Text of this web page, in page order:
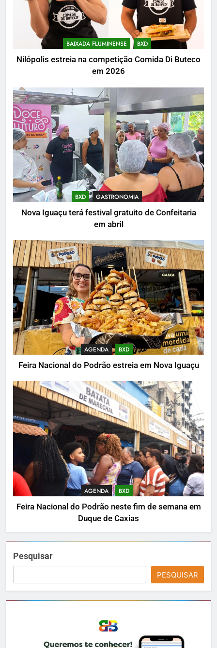
BAIXADA FLUMINENSE BXD
Nilópolis estreia na competição Comida Di Buteco
em 2026
BXD GASTRONOMIA
Nova Iguaçu terá festival gratuito de Confeitaria
em abril
AGENDA BXD
Feira Nacional do Podrão estreia em Nova Iguaçu
AGENDA BXD
Feira Nacional do Podrão neste fim de semana em
Duque de Caxias
Pesquisar
PESQUISAR